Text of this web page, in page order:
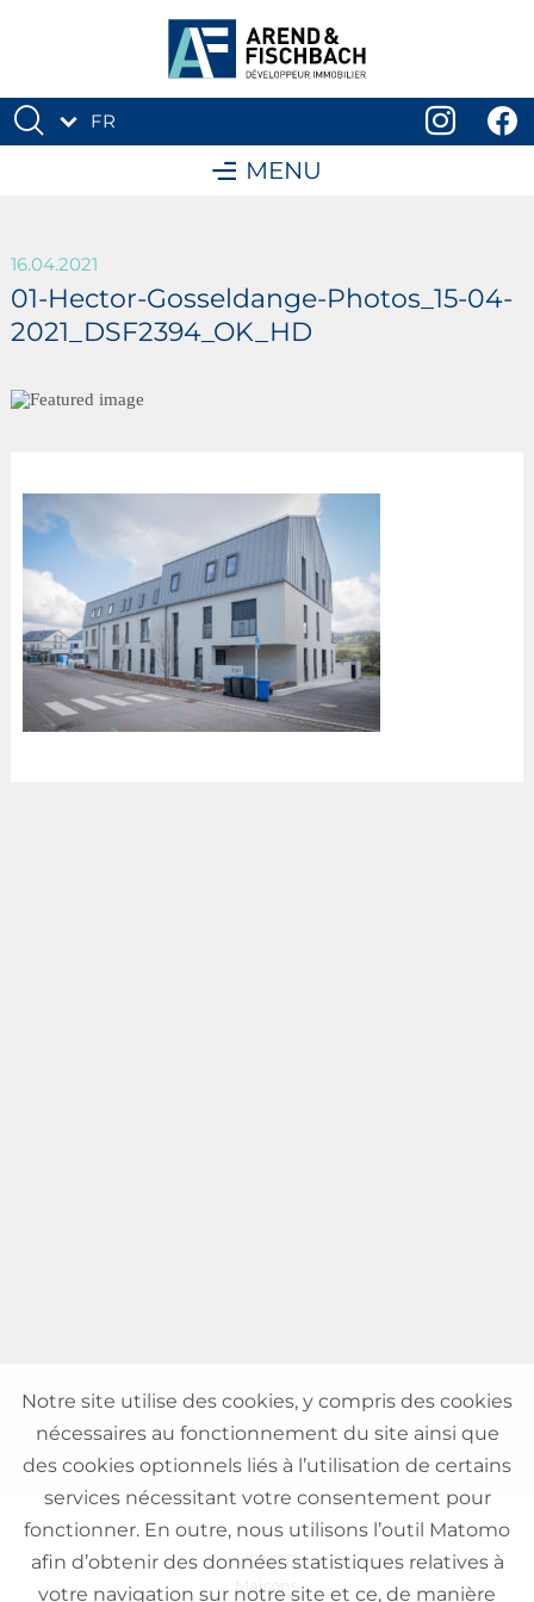
FR
MENU
16.04.2021
01-Hector-Gosseldange-Photos_15-04-
2021_DSF2394_OK_HD
VENTE
Maisons
Notre site utilise des cookies, y compris des cookies
nécessaires au fonctionnement du site ainsi que
des cookies optionnels liés à l’utilisation de certains
services nécessitant votre consentement pour
fonctionner. En outre, nous utilisons l’outil Matomo
afin d’obtenir des données statistiques relatives à
votre navigation sur notre site et ce, de manière